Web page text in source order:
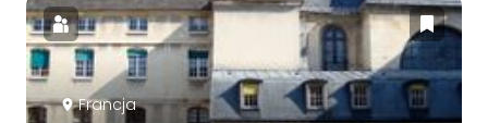
Francja